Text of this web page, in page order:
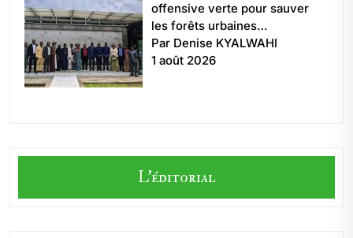
offensive verte pour sauver
les forêts urbaines…
Par Denise KYALWAHI
1 août 2026
L'éditorial